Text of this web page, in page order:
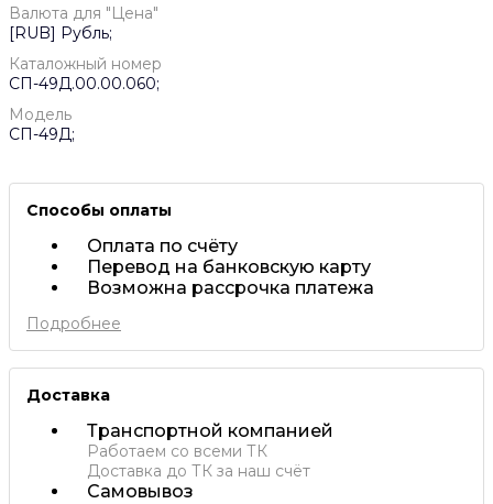
Валюта для "Цена"
[RUB] Рубль;
Каталожный номер
СП-49Д.00.00.060;
Модель
СП-49Д;
Способы оплаты
Оплата по счёту
Перевод на банковскую карту
Возможна рассрочка платежа
Подробнее
Доставка
Транспортной компанией
Работаем со всеми ТК
Доставка до ТК за наш счёт
Самовывоз